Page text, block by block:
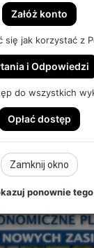
342
Załóż konto
się jak korzystać z
i Odpowiedzi
do wszystkich
Opłać dostęp
Zamknij okno
ponownie